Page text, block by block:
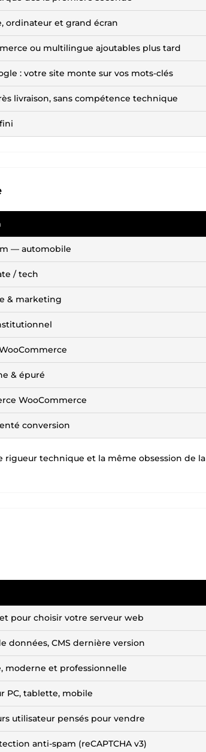
ordinateur et grand écran
ou multilingue ajoutables plus tard
: votre site monte sur vos mots-clés
livraison, sans compétence technique
— automobile
/ tech
& marketing
& épuré
WooCommerce
conversion
rigueur technique et la même obsession de la
pour choisir votre serveur web
données, CMS dernière version
moderne et professionnelle
PC, tablette, mobile
utilisateur pensés pour vendre
anti-spam (reCAPTCHA v3)